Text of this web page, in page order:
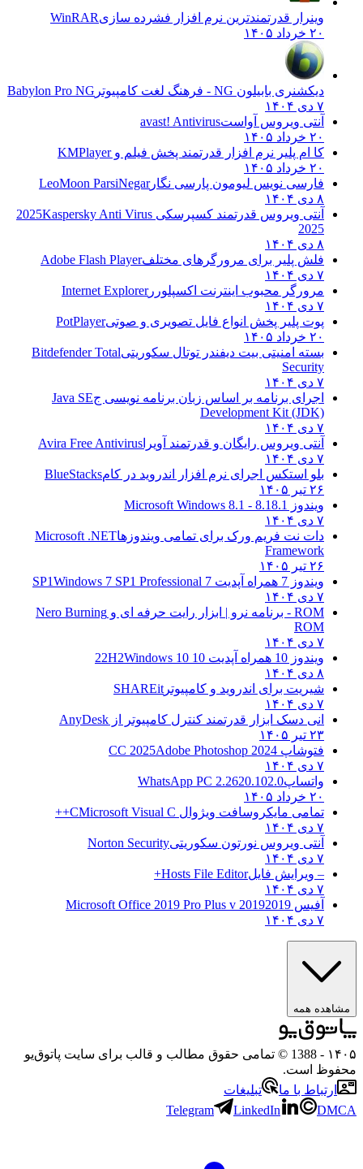
وینرار قدرتمندترین نرم افزار فشرده سازیWinRAR
۲۰ خرداد ۱۴۰۵
دیکشنری بابیلون NG - فرهنگ لغت کامپیوتر
Babylon Pro NG
۷ دی ۱۴۰۴
آنتی ویروس آواستavast! Antivirus
۲۰ خرداد ۱۴۰۵
کا ام پلیر نرم افزار قدرتمند پخش فیلم وKMPlayer
۲۰ خرداد ۱۴۰۵
فارسی نویس لیومون پارسی نگارLeoMoon ParsiNegar
۸ دی ۱۴۰۴
آنتی ویروس قدرتمند کسپرسکی 2025 Kaspersky Anti Virus
2025
۸ دی ۱۴۰۴
فلش پلیر برای مرورگرهای مختلفAdobe Flash Player
۷ دی ۱۴۰۴
مرورگر محبوب اینترنت اکسپلوررInternet Explorer
۷ دی ۱۴۰۴
پوت پلیر پخش انواع فایل تصویری و صوتیPotPlayer
۲۰ خرداد ۱۴۰۵
بسته امنیتی بیت دیفندر توتال سکوریتیBitdefender Total
Security
۷ دی ۱۴۰۴
اجرای برنامه بر اساس زبان برنامه نویسی جJava SE
Development Kit (JDK)
۷ دی ۱۴۰۴
آنتی ویروس رایگان و قدرتمند آویرا Avira Free Antivirus
۷ دی ۱۴۰۴
بلو استکس اجرای نرم افزار اندروید در کامBlueStacks
۲۶ تیر ۱۴۰۵
ویندوز 8.1
8.1 - Microsoft Windows 8.1
۷ دی ۱۴۰۴
دات نت فریم ورک برای تمامی ویندوزهاMicrosoft .NET
Framework
۲۶ تیر ۱۴۰۵
ویندوز 7 همراه آپدیت 7 SP1
Windows 7 SP1 Professional
۷ دی ۱۴۰۴
ROM - برنامه نرو | ابزار رایت حرفه ای و
Nero Burning
ROM
۷ دی ۱۴۰۴
ویندوز 10 همراه آپدیت 10 22H2
Windows 10
۸ دی ۱۴۰۴
شیریت برای اندروید و کامپیوتر SHAREit
۷ دی ۱۴۰۴
انی دسک ابزار قدرتمند کنترل کامپیوتر از AnyDesk
۲۳ تیر ۱۴۰۵
فتوشاپ CC 2025 Adobe Photoshop 2024
۷ دی ۱۴۰۴
واتساپWhatsApp PC 2.2620.102.0
۲۰ خرداد ۱۴۰۵
تمامی مایکروسافت ویژوال C Microsoft Visual C++
۷ دی ۱۴۰۴
آنتی ویروس نورتون سکوریتیNorton Security
۷ دی ۱۴۰۴
– ویرایش فایلHosts File Editor+
۷ دی ۱۴۰۴
آفیس 2019 2019 Microsoft Office 2019 Pro Plus v
۷ دی ۱۴۰۴
مشاهده همه
۱۴۰۵
- 1388 © تمامی حقوق مطالب و قالب برای سایت پاتوق‌یو
محفوظ است.
ارتباط با ما
تبلیغات
Telegram
LinkedIn DMCA